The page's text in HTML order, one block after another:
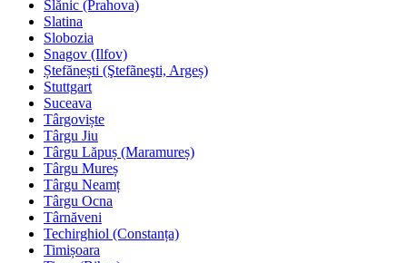
Slănic (Prahova)
Slatina
Slobozia
Snagov (Ilfov)
Ștefănești (Ştefãneşti, Argeș)
Stuttgart
Suceava
Târgoviște
Târgu Jiu
Târgu Lăpuș (Maramureș)
Târgu Mureș
Târgu Neamț
Târgu Ocna
Târnăveni
Techirghiol (Constanța)
Timișoara